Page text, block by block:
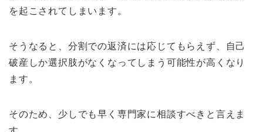
を起こされてしまいます。
そうなると、分割での返済には応じてもらえず、自己
破産しか選択肢がなくなってしまう可能性が高くなり
ます。
そのため、少しでも早く専門家に相談すべきと言えま